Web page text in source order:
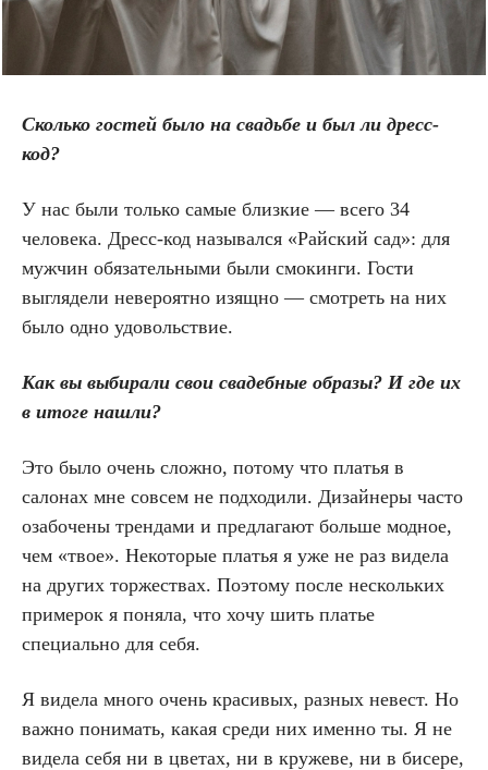
Сколько гостей было на свадьбе и был ли дресс-
код?
У нас были только самые близкие — всего 34
человека. Дресс-код назывался «Райский сад»: для
мужчин обязательными были смокинги. Гости
выглядели невероятно изящно — смотреть на них
было одно удовольствие.
Как вы выбирали свои свадебные образы? И где их
в итоге нашли?
Это было очень сложно, потому что платья в
салонах мне совсем не подходили. Дизайнеры часто
озабочены трендами и предлагают больше модное,
чем «твое». Некоторые платья я уже не раз видела
на других торжествах. Поэтому после нескольких
примерок я поняла, что хочу шить платье
специально для себя.
Я видела много очень красивых, разных невест. Но
важно понимать, какая среди них именно ты. Я не
видела себя ни в цветах, ни в кружеве, ни в бисере,